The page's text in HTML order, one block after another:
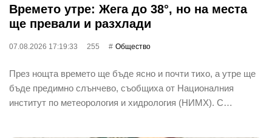
Времето утре: Жега до 38°, но на места
ще превали и разхлади
07.08.2026 17:19:33 255 Общество
През нощта времето ще бъде ясно и почти тихо, а утре ще
бъде предимно слънчево, съобщиха от Националния
институт по метеорология и хидрология (НИМХ). С…